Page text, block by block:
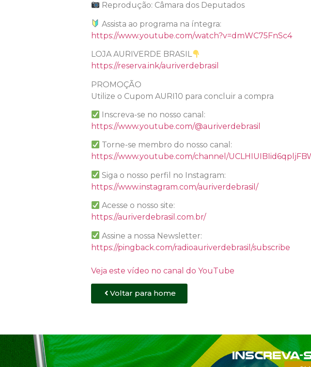
Reprodução: Câmara dos Deputados
Assista ao programa na íntegra:
https://www.youtube.com/watch?v=dmWC75FnSc4
LOJA AURIVERDE BRASIL
https://reserva.ink/auriverdebrasil
PROMOÇÃO
Utilize o Cupom AURI10 para concluir a compra
Inscreva-se no nosso canal:
https://www.youtube.com/@auriverdebrasil
Torne-se membro do nosso canal:
https://www.youtube.com/channel/
Siga o nosso perfil no Instagram:
https://www.instagram.com/auriverdebrasil/
Acesse o nosso site:
https://auriverdebrasil.com.br/
Assine a nossa Newsletter:
https://pingback.com/radioauriverdebrasil/subscribe
Veja este vídeo no canal do YouTube
Voltar para home
Inscreva-